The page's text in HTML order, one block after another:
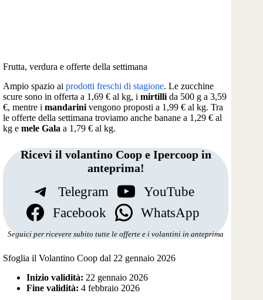
Frutta, verdura e offerte della settimana
Ampio spazio ai prodotti freschi di stagione. Le zucchine
scure sono in offerta a 1,69 € al kg, i mirtilli da 500 g a 3,59
€, mentre i mandarini vengono proposti a 1,99 € al kg. Tra
le offerte della settimana troviamo anche banane a 1,29 € al
kg e mele Gala a 1,79 € al kg.
Ricevi il volantino Coop e Ipercoop in
anteprima!
Telegram
YouTube
Facebook
WhatsApp
Seguici per ricevere subito tutte le offerte e i volantini in anteprima
Sfoglia il Volantino Coop dal 22 gennaio 2026
Inizio validità: 22 gennaio 2026
Fine validità: 4 febbraio 2026